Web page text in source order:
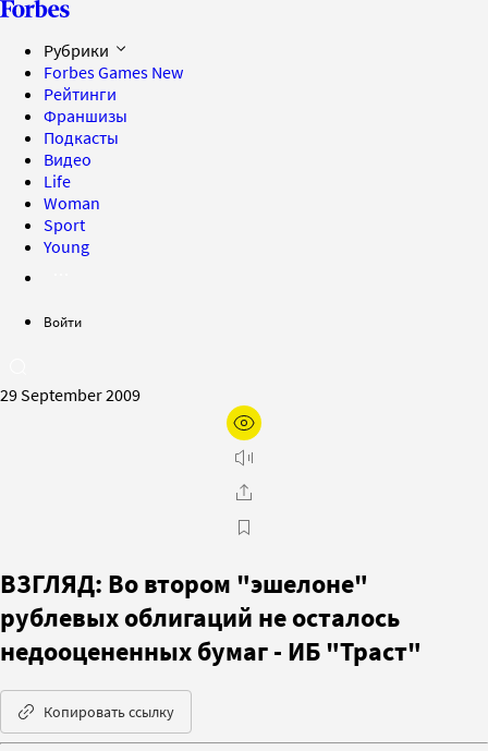
Рубрики
Forbes Games New
Рейтинги
Франшизы
Подкасты
Видео
Life
Woman
Sport
Young
Войти
29 September 2009
ВЗГЛЯД: Во втором "эшелоне"
рублевых облигаций не осталось
недооцененных бумаг - ИБ "Траст"
Копировать ссылку